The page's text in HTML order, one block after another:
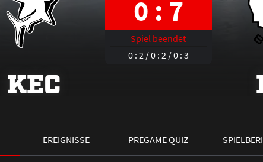
KEC
0 : 7
Spiel beendet
0 : 2 / 0 : 2 / 0 : 3
EREIGNISSE PREGAME QUIZ